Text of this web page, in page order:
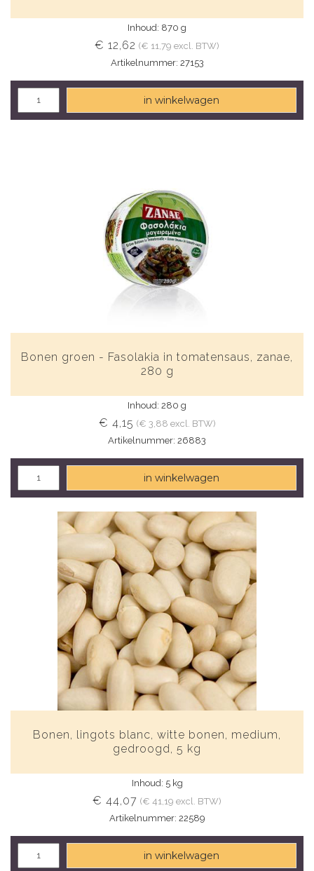
Inhoud: 870 g
€ 12,62 (€ 11,79 excl. BTW)
Artikelnummer: 27153
in winkelwagen
Bonen groen - Fasolakia in tomatensaus, zanae,
280 g
Inhoud: 280 g
€ 4,15 (€ 3,88 excl. BTW)
Artikelnummer: 26883
in winkelwagen
Bonen, lingots blanc, witte bonen, medium,
gedroogd, 5 kg
Inhoud: 5 kg
€ 44,07 (€ 41,19 excl. BTW)
Artikelnummer: 22589
in winkelwagen